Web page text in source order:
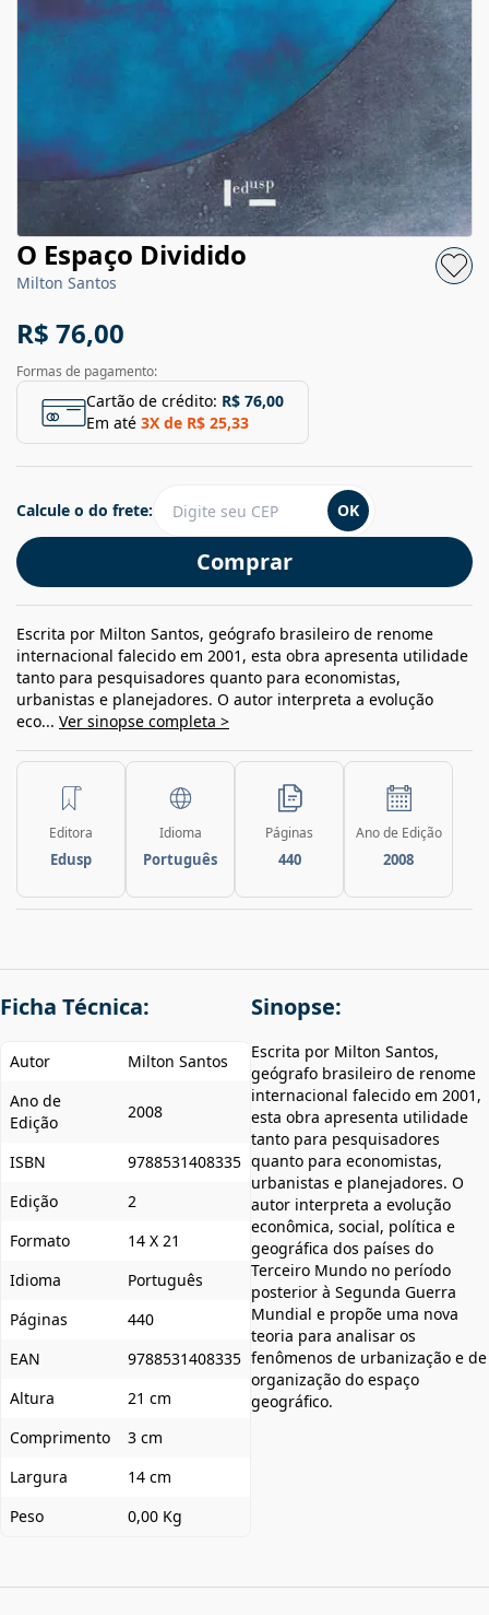
O Espaço Dividido
Milton Santos
R$ 76,00
Formas de pagamento:
Cartão de crédito: R$ 76,00
Em até 3X de R$ 25,33
Comprar
Calcule o do frete: OK
Escrita por Milton Santos, geógrafo brasileiro de renome
internacional falecido em 2001, esta obra apresenta utilidade
tanto para pesquisadores quanto para economistas,
urbanistas e planejadores. O autor interpreta a evolução
eco... Ver sinopse completa >
Editora
Edusp
Idioma
Português
Páginas
440
Ano de Edição
2008
Ficha Técnica:
Autor
Milton Santos
Ano de
Edição
2008
ISBN
9788531408335
Edição
2
Formato
14 X 21
Idioma
Português
Páginas
440
EAN
9788531408335
Altura
21 cm
Comprimento
3 cm
Largura
14 cm
Peso
0,00 Kg
Sinopse:
Escrita por Milton Santos,
geógrafo brasileiro de renome
internacional falecido em 2001,
esta obra apresenta utilidade
tanto para pesquisadores
quanto para economistas,
urbanistas e planejadores. O
autor interpreta a evolução
econômica, social, política e
geográfica dos países do
Terceiro Mundo no período
posterior à Segunda Guerra
Mundial e propõe uma nova
teoria para analisar os
fenômenos de urbanização e de
organização do espaço
geográfico.